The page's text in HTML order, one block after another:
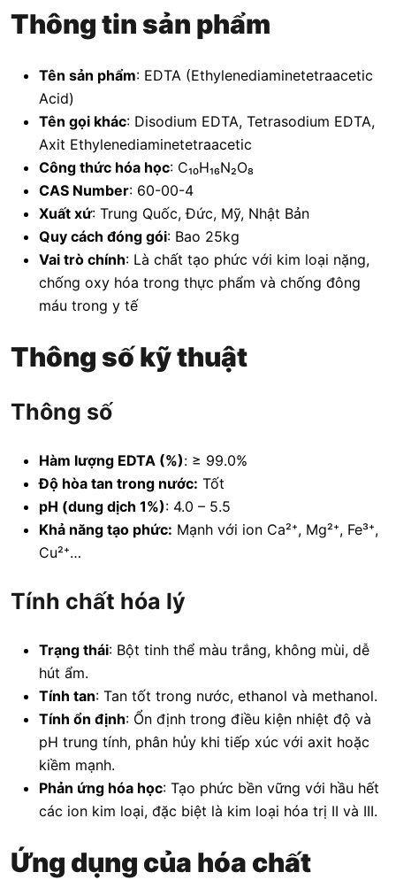
Thông tin sản phẩm
Tên sản phẩm: EDTA (Ethylenediaminetetraacetic
Acid)
Tên gọi khác: Disodium EDTA, Tetrasodium EDTA,
Axit Ethylenediaminetetraacetic
Công thức hóa học: C₁₀H₁₆N₂O₈
CAS Number: 60-00-4
Xuất xứ: Trung Quốc, Đức, Mỹ, Nhật Bản
Quy cách đóng gói: Bao 25kg
Vai trò chính: Là chất tạo phức với kim loại nặng,
chống oxy hóa trong thực phẩm và chống đông
máu trong y tế
Thông số kỹ thuật
Thông số
Hàm lượng EDTA (%): ≥ 99.0%
Độ hòa tan trong nước: Tốt
pH (dung dịch 1%): 4.0 – 5.5
Khả năng tạo phức: Mạnh với ion Ca²⁺, Mg²⁺, Fe³⁺,
Cu²⁺…
Tính chất hóa lý
Trạng thái: Bột tinh thể màu trắng, không mùi, dễ
hút ẩm.
Tính tan: Tan tốt trong nước, ethanol và methanol.
Tính ổn định: Ổn định trong điều kiện nhiệt độ và
pH trung tính, phân hủy khi tiếp xúc với axit hoặc
kiềm mạnh.
Phản ứng hóa học: Tạo phức bền vững với hầu hết
các ion kim loại, đặc biệt là kim loại hóa trị II và III.
Ứng dụng của hóa chất